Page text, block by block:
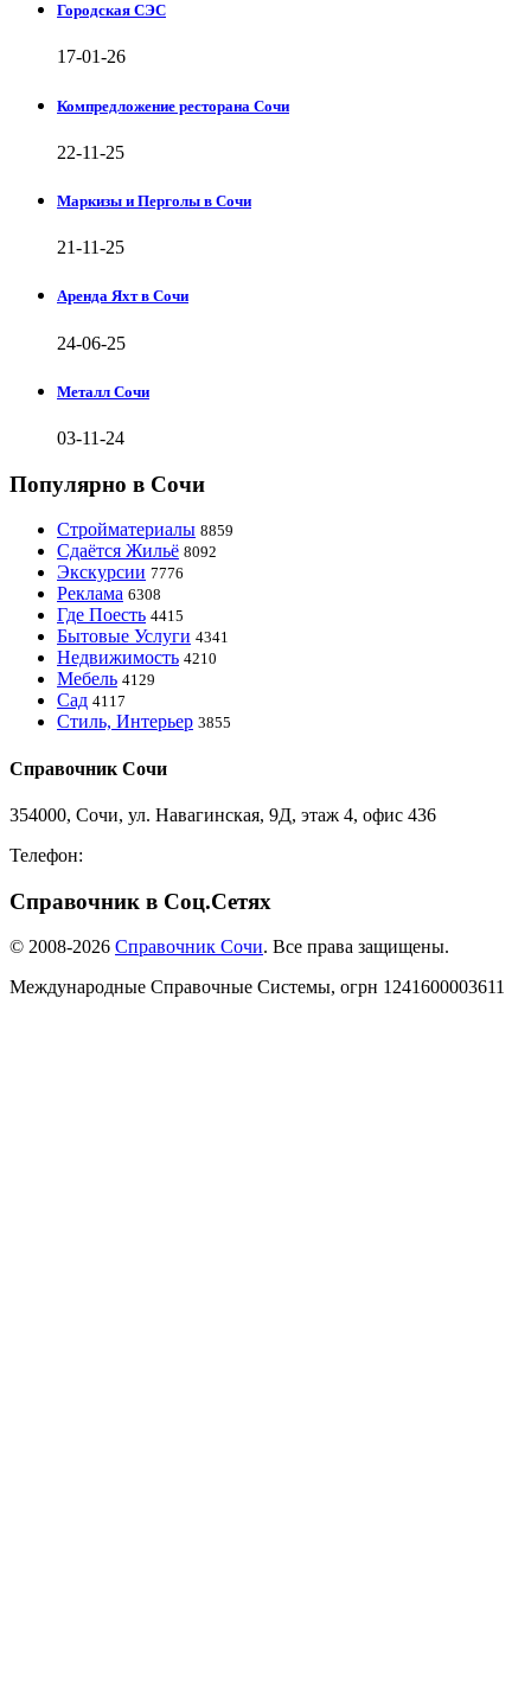
Городская СЭС
17-01-26
Компредложение ресторана Сочи
22-11-25
Маркизы и Перголы в Сочи
21-11-25
Аренда Яхт в Сочи
24-06-25
Металл Сочи
03-11-24
Популярно в Сочи
Стройматериалы 8859
Сдаётся Жильё 8092
Экскурсии 7776
Реклама 6308
Где Поесть 4415
Бытовые Услуги 4341
Недвижимость 4210
Мебель 4129
Сад 4117
Стиль, Интерьер 3855
Справочник Сочи
354000, Сочи, ул. Навагинская, 9Д, этаж 4, офис 436
Телефон:
Справочник в Соц.Сетях
© 2008-2026 Справочник Сочи. Все права защищены.
Международные Справочные Системы, огрн 1241600003611